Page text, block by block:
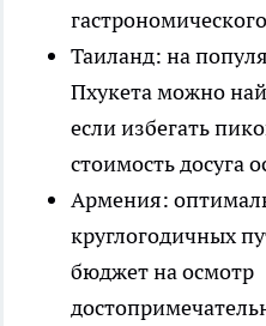
Таиланд: на
Пхукета можно
если избегать
стоимость досуга
Армения:
круглогодичных
бюджет на осмотр